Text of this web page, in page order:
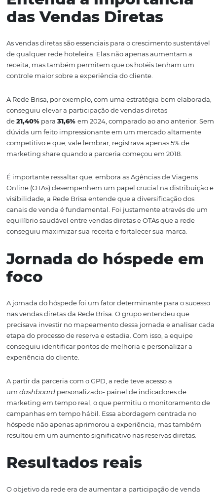
comparativo entre os meses de janeiro a setembro de
trajetória de sucesso é resultado de uma parceria
implementaram ações focadas na maximização da
digital e na otimização da jornada do hóspede.
Entenda a
das Vendas Diretas
As vendas diretas são essenciais para o crescimento
de qualquer rede hoteleira. Elas não apenas aumentam
controle maior sobre a experiência do cliente.
A Rede Brisa, por exemplo, com uma estratégia bem
conseguiu elevar a participação de vendas diretas
de21,40%para31,6% em 2024, comparado ao ano
competitivo e que, vale lembrar, registrava apenas 5%
marketing share quando a parceria começou em 2018.
É importante ressaltar que, embora as Agências de
Online (OTAs) desempenhem um papel crucial na
visibilidade, a Rede Brisa entende que a diversificação
canais de venda é fundamental. Foi justamente através
equilíbrio saudável entre vendas diretas e OTAs que a
Jornada do hóspede
foco
nas vendas diretas da Rede Brisa. O grupo entendeu
etapa do processo de reserva e estadia. Com isso, a